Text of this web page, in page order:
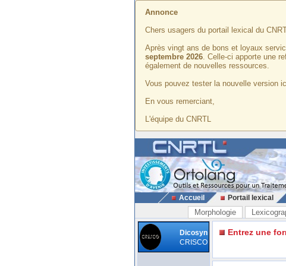
Annonce
Chers usagers du portail lexical du
Après vingt ans de bons et loyaux
septembre 2026. Celle-ci apporte une
également de nouvelles ressources.
Vous pouvez tester la nouvelle version
En vous remerciant,
L'équipe du CNRTL
Accueil Portail lexical
Morphologie
Dicosyn
CRISCO
Entrez une